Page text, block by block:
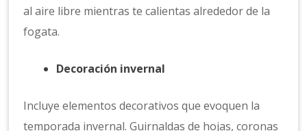
al aire libre mientras te calientas alrededor de la
fogata.
Decoración invernal
Incluye elementos decorativos que evoquen la
temporada invernal. Guirnaldas de hojas, coronas